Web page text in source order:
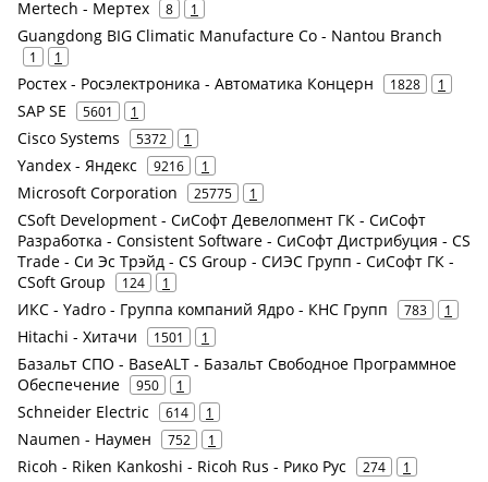
Mertech - Мертех 8 1
Guangdong BIG Climatic Manufacture Co - Nantou Branch
1 1
Ростех - Росэлектроника - Автоматика Концерн 1828 1
SAP SE 5601 1
Cisco Systems 5372 1
Yandex - Яндекс 9216 1
Microsoft Corporation 25775 1
CSoft Development - СиСофт Девелопмент ГК - СиСофт
Разработка - Consistent Software - СиСофт Дистрибуция - CS
Trade - Си Эс Трэйд - CS Group - СИЭС Групп - СиСофт ГК -
CSoft Group
124 1
ИКС - Yadro - Группа компаний Ядро - КНС Групп 783 1
Hitachi - Хитачи 1501 1
Базальт СПО - BaseALT - Базальт Свободное Программное
Обеспечение
950 1
Schneider Electric 614 1
Naumen - Наумен 752 1
Ricoh - Riken Kankoshi - Ricoh Rus - Рико Рус 274 1